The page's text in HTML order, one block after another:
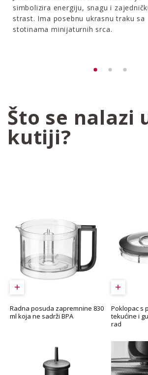
simbolizira energiju, snagu i
strast. Ima posebnu ukrasnu traku sa
stotinama minijaturnih srca.
Što se nalazi
kutiji?
Radna posuda zapremnine 830
ml koja ne sadrži BPA
Poklopac s
tekućine i
rad